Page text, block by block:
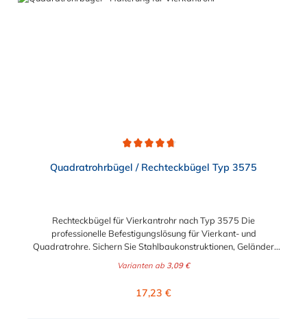
Quadratrohrbügel / Rechteckbügel Typ 3575
Rechteckbügel für Vierkantrohr nach Typ 3575 Die
professionelle Befestigungslösung für Vierkant- und
Quadratrohre. Sichern Sie Stahlbaukonstruktionen, Geländer
Quadratrohrbügeln (Rechteckbügeln). Diese speziell geformten
Quadratrohren abgestimmt und bieten im Gegensatz zu runden
Varianten ab 3,09 €
Regulärer Preis:
17,23 €